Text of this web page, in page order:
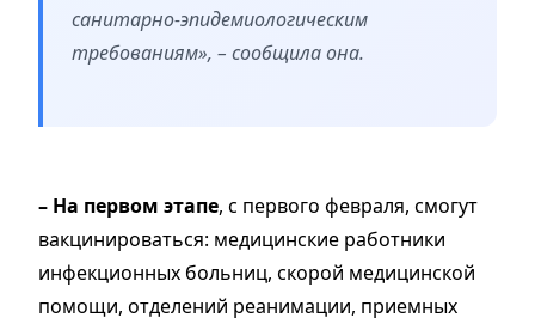
санитарно-эпидемиологическим
требованиям», – сообщила она.
– На первом этапе, с первого февраля, смогут
вакцинироваться: медицинские работники
инфекционных больниц, скорой медицинской
помощи, отделений реанимации, приемных